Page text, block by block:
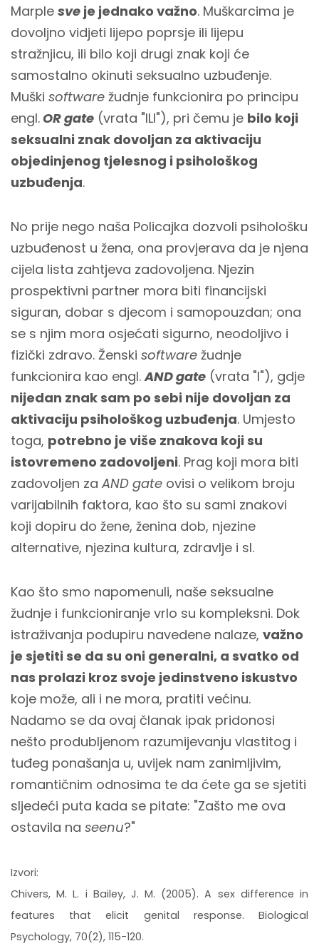
Marple sve je jednako važno. Muškarcima je
dovoljno vidjeti lijepo poprsje ili lijepu
stražnjicu, ili bilo koji drugi znak koji će
samostalno okinuti seksualno uzbuđenje.
Muški software žudnje funkcionira po principu
engl. OR gate (vrata "ILI"), pri čemu je bilo koji
seksualni znak dovoljan za aktivaciju
objedinjenog tjelesnog i psihološkog
uzbuđenja.
No prije nego naša Policajka dozvoli psihološku
uzbuđenost u žena, ona provjerava da je njena
cijela lista zahtjeva zadovoljena. Njezin
prospektivni partner mora biti financijski
siguran, dobar s djecom i samopouzdan; ona
se s njim mora osjećati sigurno, neodoljivo i
fizički zdravo. Ženski software žudnje
funkcionira kao engl.AND gate (vrata "I"), gdje
nijedan znak sam po sebi nije dovoljan za
aktivaciju psihološkog uzbuđenja. Umjesto
toga, potrebno je više znakova koji su
istovremeno zadovoljeni. Prag koji mora biti
zadovoljen za AND gate ovisi o velikom broju
varijabilnih faktora, kao što su sami znakovi
koji dopiru do žene, ženina dob, njezine
alternative, njezina kultura, zdravlje i sl.
Kao što smo napomenuli, naše seksualne
žudnje i funkcioniranje vrlo su kompleksni. Dok
istraživanja podupiru navedene nalaze, važno
je sjetiti se da su oni generalni, a svatko od
nas prolazi kroz svoje jedinstveno iskustvo
koje može, ali i ne mora, pratiti većinu.
Nadamo se da ovaj članak ipak pridonosi
nešto produbljenom razumijevanju vlastitog i
tuđeg ponašanja u, uvijek nam zanimljivim,
romantičnim odnosima te da ćete ga se sjetiti
sljedeći puta kada se pitate: "Zašto me ova
ostavila na seenu?"
Izvori:
Chivers, M. L. i Bailey, J. M. (2005). A sex difference in
features that elicit genital response. Biological
Psychology, 70(2), 115-120.